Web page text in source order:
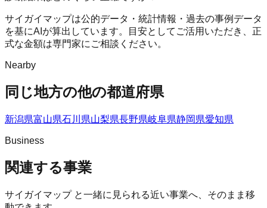
サイガイマップは公的データ・統計情報・過去の事例データ
を基にAIが算出しています。目安としてご活用いただき、正
式な金額は専門家にご相談ください。
Nearby
同じ地方の他の都道府県
新潟県富山県石川県山梨県長野県岐阜県静岡県愛知県
Business
関連する事業
サイガイマップと一緒に見られる近い事業へ、そのまま移